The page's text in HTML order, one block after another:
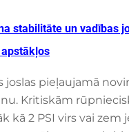
stabilitāte un vadības
joslas pieļaujamā
Kritiskām
kā 2 PSI virs vai zem